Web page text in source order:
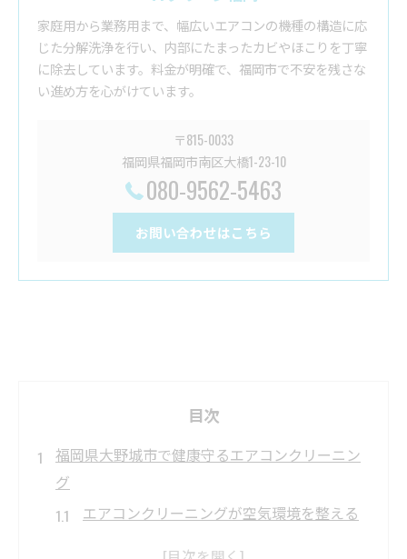
家庭用から業務用まで、幅広いエアコンの機種の構造に応
じた分解洗浄を行い、内部にたまったカビやほこりを丁寧
に除去しています。料金が明確で、福岡市で不安を残さな
い進め方を心がけています。
〒815-0033
福岡県福岡市南区大橋1-23-10
080-9562-5463
お問い合わせはこちら
目次
福岡県大野城市で健康守るエアコンクリーニン
グ
エアコンクリーニングが空気環境を整える